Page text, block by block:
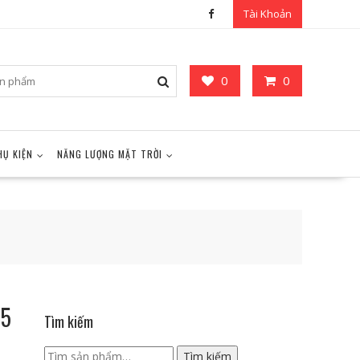
Tài Khoản
0 0
KIỆN NĂNG LƯỢNG MẶT TRỜI
Tìm kiếm
Tìm
Tìm kiếm